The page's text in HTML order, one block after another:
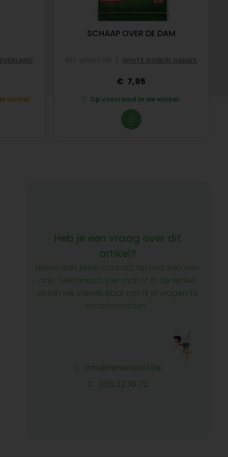
winkel.
SCHAAP OVER DE DAM
| WHITE GOBLIN GAMES
7,95
Op voorraad in de winkel.
Heb je een vraag over dit
artikel?
Neem dan zeker contact op met één van
ons. Telefonisch, per mail of in de winkel,
staan we steeds klaar om al je vragen te
beantwoorden.
info@neverland.be
050 32 39 72